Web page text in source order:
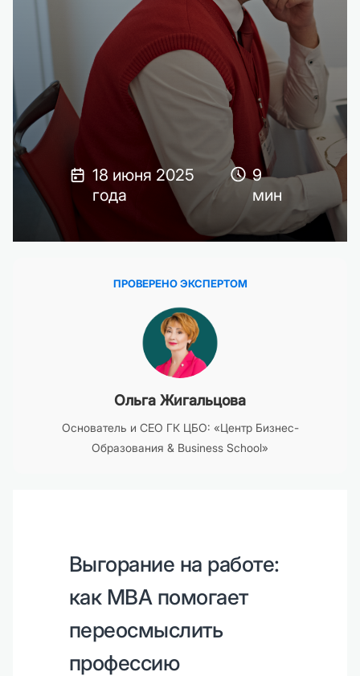
18 июня 2025
года
9
мин
ПРОВЕРЕНО ЭКСПЕРТОМ
Ольга Жигальцова
Основатель и CEO ГК ЦБО: «Центр Бизнес-
Образования & Business School»
Выгорание на работе:
как MBA помогает
переосмыслить
профессию